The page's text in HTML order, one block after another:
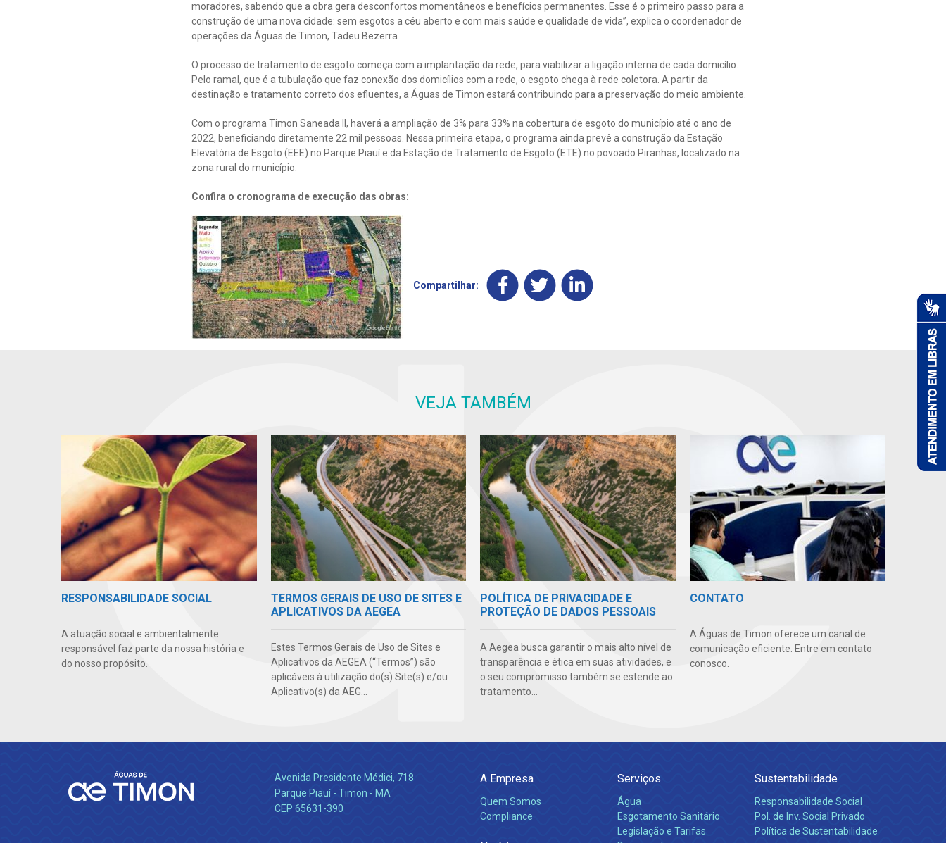
moradores, sabendo que a obra gera desconfortos momentâneos e benefícios permanentes. Esse é o primeiro passo para a
construção de uma nova cidade: sem esgotos a céu aberto e com mais saúde e qualidade de vida”, explica o coordenador de
operações da Águas de Timon, Tadeu Bezerra
O processo de tratamento de esgoto começa com a implantação da rede, para viabilizar a ligação interna de cada domicílio.
Pelo ramal, que é a tubulação que faz conexão dos domicílios com a rede, o esgoto chega à rede coletora. A partir da
destinação e tratamento correto dos efluentes, a Águas de Timon estará contribuindo para a preservação do meio ambiente.
Com o programa Timon Saneada II, haverá a ampliação de 3% para 33% na cobertura de esgoto do município até o ano de
2022, beneficiando diretamente 22 mil pessoas. Nessa primeira etapa, o programa ainda prevê a construção da Estação
Elevatória de Esgoto (EEE) no Parque Piauí e da Estação de Tratamento de Esgoto (ETE) no povoado Piranhas, localizado na
zona rural do município.
Confira o cronograma de execução das obras:
Compartilhar:
VEJA TAMBÉM
RESPONSABILIDADE SOCIAL
A atuação social e ambientalmente
responsável faz parte da nossa história e
do nosso propósito.
TERMOS GERAIS DE USO DE SITES E
APLICATIVOS DA AEGEA
Estes Termos Gerais de Uso de Sites e
Aplicativos da AEGEA (“Termos”) são
aplicáveis à utilização do(s) Site(s) e/ou
Aplicativo(s) da AEG...
POLÍTICA DE PRIVACIDADE E
PROTEÇÃO DE DADOS PESSOAIS
A Aegea busca garantir o mais alto nível de
transparência e ética em suas atividades, e
o seu compromisso também se estende ao
tratamento...
CONTATO
A Águas de Timon oferece um canal de
comunicação eficiente. Entre em contato
conosco.
Avenida Presidente Médici, 718
Parque Piauí - Timon - MA
CEP 65631-390
A Empresa
Quem Somos
Compliance
Serviços
Água
Esgotamento Sanitário
Legislação e Tarifas
Sustentabilidade
Responsabilidade Social
Pol. de Inv. Social Privado
Política de Sustentabilidade